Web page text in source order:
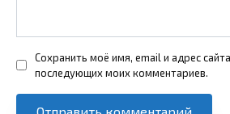
Сохранить моё имя, email и адрес
последующих моих комментариев.